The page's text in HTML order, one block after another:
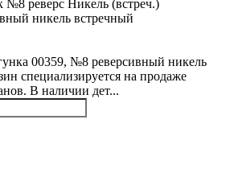
никель встречный
00359, №8 реверсивный никель
специализируется на продаже
В наличии дет...